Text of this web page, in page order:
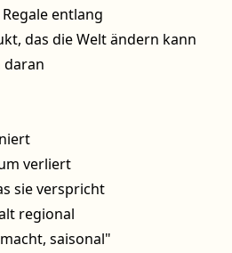
entlang
das die Welt ändern kann
daran
verliert
sie verspricht
regional
saisonal"